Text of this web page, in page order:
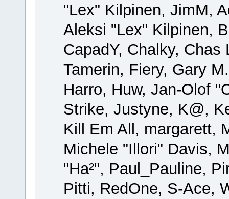
"Lex" Kilpinen, JimM,
Aleksi "Lex" Kilpinen,
CapadY, Chalky,
Tamerin, Fiery, Gary
Harro, Huw, Jan-Olof
Strike, Justyne, K@,
Kill Em All, margarett,
Michele "Illori" Davis,
"Ha²", Paul_Pauline,
Pitti, RedOne, S-Ace,